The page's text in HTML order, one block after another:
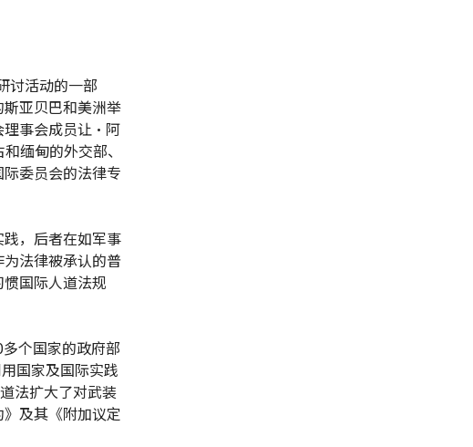
讨活动的一部
亚贝巴和美洲举
理事会成员让•阿
缅甸的外交部、
委员会的法律专
，后者在如军事
法律被承认的普
国际人道法规
个国家的政府部
国家及国际实践
法扩大了对武装
及其《附加议定